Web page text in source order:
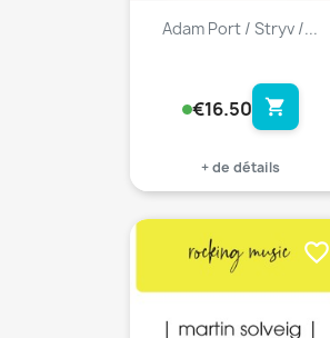
Adam Port / Stryv /...
€16.50 shopping_cart
+ de détails
favorite_border